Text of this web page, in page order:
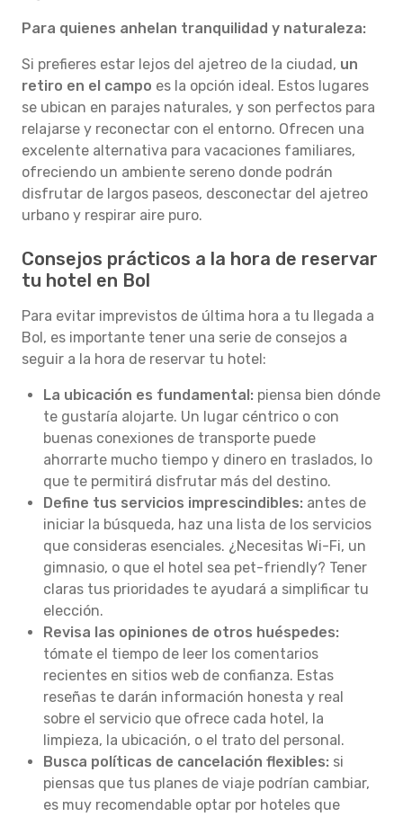
Para quienes anhelan tranquilidad y naturaleza:
Si prefieres estar lejos del ajetreo de la ciudad, un
retiro en el campo es la opción ideal. Estos lugares
se ubican en parajes naturales, y son perfectos para
relajarse y reconectar con el entorno. Ofrecen una
excelente alternativa para vacaciones familiares,
ofreciendo un ambiente sereno donde podrán
disfrutar de largos paseos, desconectar del ajetreo
urbano y respirar aire puro.
Consejos prácticos a la hora de reservar
tu hotel en Bol
Para evitar imprevistos de última hora a tu llegada a
Bol, es importante tener una serie de consejos a
seguir a la hora de reservar tu hotel:
La ubicación es fundamental: piensa bien dónde
te gustaría alojarte. Un lugar céntrico o con
buenas conexiones de transporte puede
ahorrarte mucho tiempo y dinero en traslados, lo
que te permitirá disfrutar más del destino.
Define tus servicios imprescindibles: antes de
iniciar la búsqueda, haz una lista de los servicios
que consideras esenciales. ¿Necesitas Wi-Fi, un
gimnasio, o que el hotel sea pet-friendly? Tener
claras tus prioridades te ayudará a simplificar tu
elección.
Revisa las opiniones de otros huéspedes:
tómate el tiempo de leer los comentarios
recientes en sitios web de confianza. Estas
reseñas te darán información honesta y real
sobre el servicio que ofrece cada hotel, la
limpieza, la ubicación, o el trato del personal.
Busca políticas de cancelación flexibles: si
piensas que tus planes de viaje podrían cambiar,
es muy recomendable optar por hoteles que